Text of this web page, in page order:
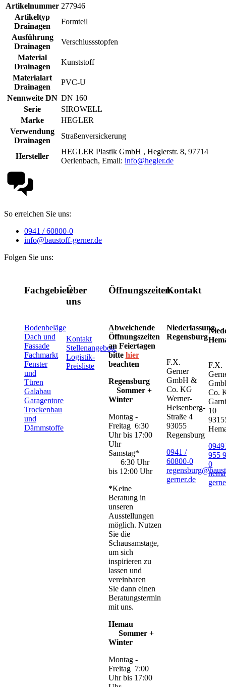
Artikelnummer 277946
Artikeltyp
Drainagen
Formteil
Ausführung
Drainagen
Verschlussstopfen
Material
Drainagen
Kunststoff
Materialart
Drainagen
PVC-U
Nennweite DN DN 160
Serie
SIROWELL
Marke
HEGLER
Verwendung
Drainagen
Straßenversickerung
Hersteller
HEGLER Plastik GmbH , Heglerstr. 8, 97714
Oerlenbach, Email: info@hegler.de
So erreichen Sie uns:
0941 / 60800-0
info@baustoff-gerner.de
Folgen Sie uns:
Fachgebiete
Bodenbeläge
Dach und
Fassade
Fachmarkt
Fenster
und
Türen
Galabau
Garagentore
Trockenbau
und
Dämmstoffe
Über
uns
Kontakt
Stellenangebote
Logistik-
Preisliste
Öffnungszeiten
Abweichende
Öffnungszeiten
an Feiertagen
bitte hier
beachten
Regensburg
Sommer +
Winter
Montag -
Freitag 6:30
Uhr bis 17:00
Uhr
Samstag*
6:30 Uhr
bis 12:00 Uhr
*Keine
Beratung in
unseren
Ausstellungen
möglich. Nutzen
Sie die
Schausamstage,
um sich
inspirieren zu
lassen und
vereinbaren
Sie dann einen
Beratungstermin
mit uns.
Hemau
Sommer +
Winter
Montag -
Freitag 7:00
Uhr bis 17:00
Kontakt
Niederlassung
Regensburg
F.X.
Gerner
GmbH &
Co. KG
Werner-
Heisenberg-
Straße 4
93055
Regensburg
0941 /
60800-0
gerner.de
F.X.
Co.
10
955
0